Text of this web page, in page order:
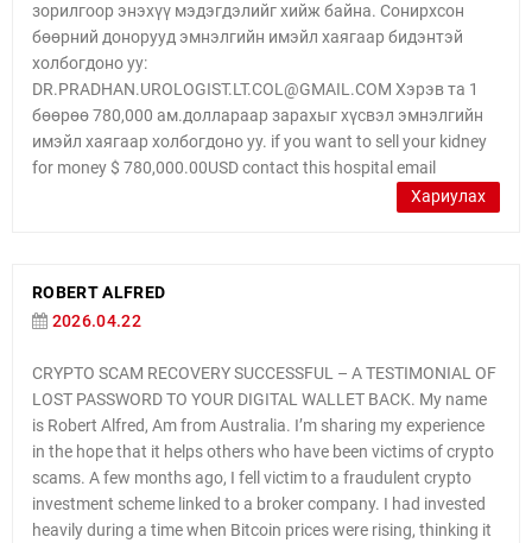
зорилгоор энэхүү мэдэгдэлийг хийж байна. Сонирхсон
бөөрний донорууд эмнэлгийн имэйл хаягаар бидэнтэй
холбогдоно уу:
DR.PRADHAN.UROLOGIST.LT.COL@GMAIL.COM Хэрэв та 1
бөөрөө 780,000 ам.доллараар зарахыг хүсвэл эмнэлгийн
имэйл хаягаар холбогдоно уу. if you want to sell your kidney
for money $ 780,000.00USD contact this hospital email
Хариулах
ROBERT ALFRED
2026.04.22
CRYPTO SCAM RECOVERY SUCCESSFUL – A TESTIMONIAL OF
LOST PASSWORD TO YOUR DIGITAL WALLET BACK. My name
is Robert Alfred, Am from Australia. I’m sharing my experience
in the hope that it helps others who have been victims of crypto
scams. A few months ago, I fell victim to a fraudulent crypto
investment scheme linked to a broker company. I had invested
heavily during a time when Bitcoin prices were rising, thinking it